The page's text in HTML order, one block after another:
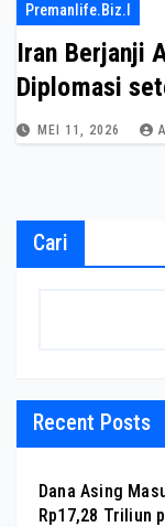
Premanlife.biz.i
Iran Berjanji
Diplomasi
MEI 11, 2026
Cari
Recent Posts
Dana Asing
Rp17,28 Triliun